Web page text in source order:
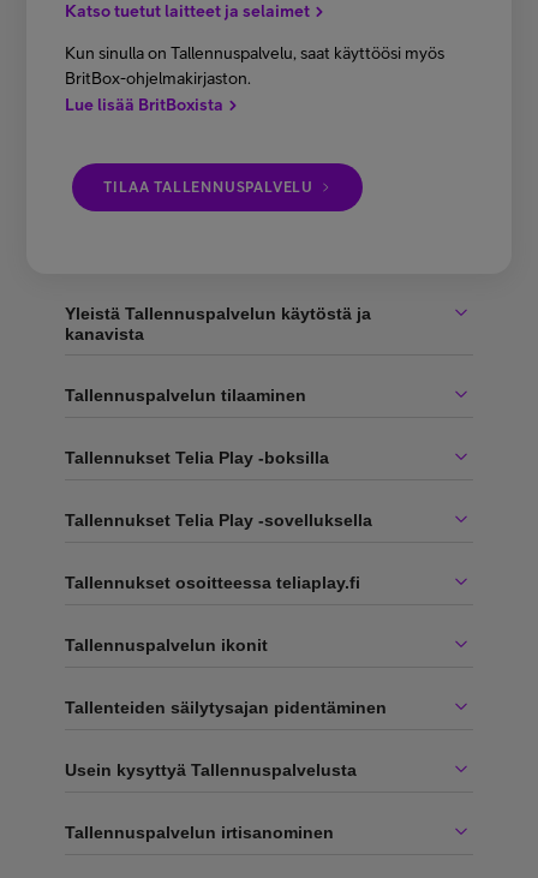
Katso tuetut laitteet ja selaimet
Kun sinulla on Tallennuspalvelu, saat käyttöösi myös
BritBox-ohjelmakirjaston.
Lue lisää BritBoxista
TILAA TALLENNUSPALVELU
Yleistä Tallennuspalvelun käytöstä ja
kanavista
Tallennuspalvelun tilaaminen
Tallennukset Telia Play -boksilla
Tallennukset Telia Play -sovelluksella
Tallennukset osoitteessa teliaplay.fi
Tallennuspalvelun ikonit
Tallenteiden säilytysajan pidentäminen
Usein kysyttyä Tallennuspalvelusta
Tallennuspalvelun irtisanominen